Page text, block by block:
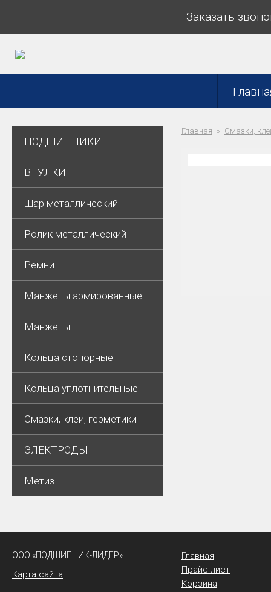
Заказать
ПОДШИПНИКИ
ВТУЛКИ
Шар металлический
Ролик металлический
Ремни
Манжеты армированные
Манжеты
Кольца стопорные
Кольца уплотнительные
Смазки, клеи, герметики
ЭЛЕКТРОДЫ
Метиз
Главная Смазки,
ООО «ПОДШИПНИК-ЛИДЕР»
Карта сайта
Главная
Прайс-лист
Корзина